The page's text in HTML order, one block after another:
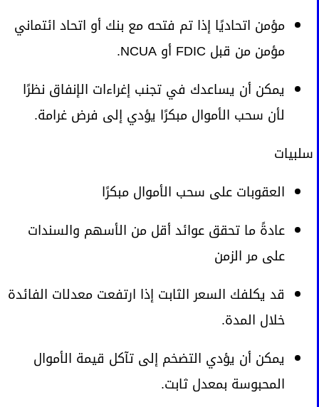
مؤمن اتحاديًا إذا تم فتحه مع بنك أو اتحاد ائتماني
مؤمن من قبل FDIC أو NCUA.
يمكن أن يساعدك في تجنب إغراءات الإنفاق نظرًا
لأن سحب الأموال مبكرًا يؤدي إلى فرض غرامة.
سلبيات
العقوبات على سحب الأموال مبكرًا
عادةً ما تحقق عوائد أقل من الأسهم والسندات
على مر الزمن
قد يكلفك السعر الثابت إذا ارتفعت معدلات الفائدة
خلال المدة.
يمكن أن يؤدي التضخم إلى تآكل قيمة الأموال
المحبوسة بمعدل ثابت.